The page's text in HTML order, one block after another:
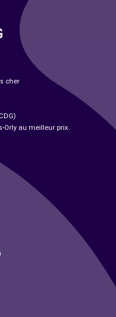
cher
Orly au meilleur prix.